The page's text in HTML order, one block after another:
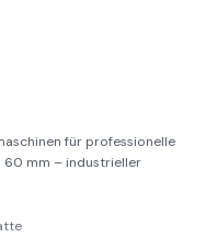
für professionelle
60 mm – industrieller